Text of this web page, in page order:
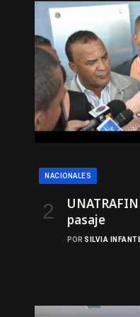
NACIONALES
pasaje
POR SILVIA